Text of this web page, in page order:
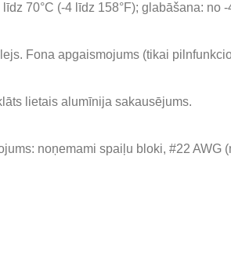
70°C (-4 līdz 158°F); glabāšana: no
Fona apgaismojums (tikai
lietais alumīnija sakausējums.
noņemami spaiļu bloki, #22 AWG